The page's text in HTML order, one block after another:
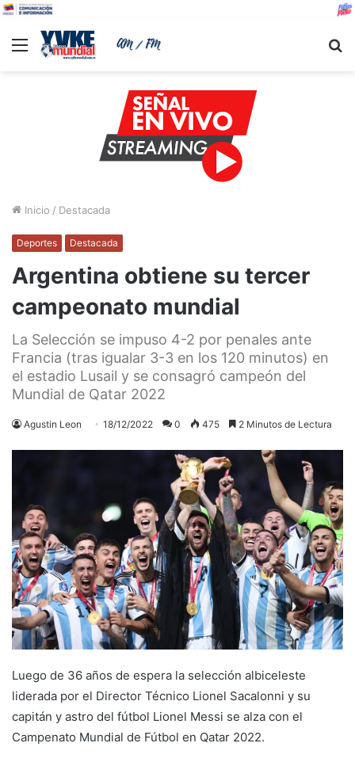
Menu
Inicio / Destacada
Deportes Destacada
Argentina obtiene su tercer
campeonato mundial
La Selección se impuso 4-2 por penales ante
Francia (tras igualar 3-3 en los 120 minutos) en
el estadio Lusail y se consagró campeón del
Mundial de Qatar 2022
Agustin Leon 18/12/2022 0 475 2 Minutos de Lectura
Luego de 36 años de espera la selección albiceleste
liderada por el Director Técnico Lionel Sacalonni y su
capitán y astro del fútbol Lionel Messi se alza con el
Campenato Mundial de Fútbol en Qatar 2022.